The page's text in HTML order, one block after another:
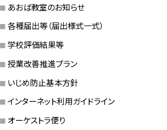
あおば教室のお知らせ
各種届出等（届出様式一式）
学校評価結果等
授業改善推進プラン
いじめ防止基本方針
インターネット利用ガイドライン
オーケストラ便り